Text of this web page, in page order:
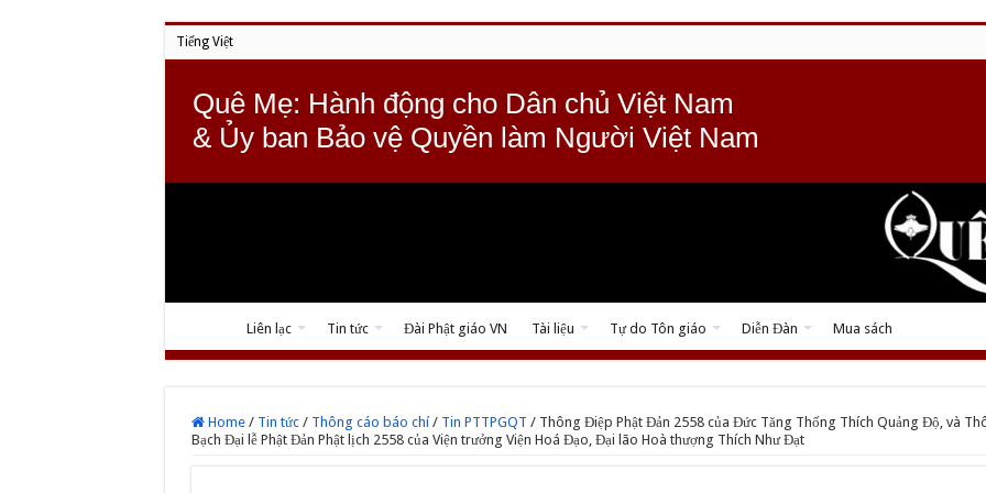
Tiếng Việt
Quê Mẹ: Hành động cho Dân chủ Việt Nam
& Ủy ban Bảo vệ Quyền làm Người Việt Nam
Liên lạc Tin tức Đài Phật giáo VN Tài liệu Tự do Tôn giáo Diễn Đàn Mua sách
Home / Tin tức / Thông cáo báo chí / Tin PTTPGQT / Thông Điệp Phật Đản 2558 của Đức Tăng Thống Thích Quảng Độ, và
Bạch Đại lễ Phật Đản Phật lịch 2558 của Viện trưởng Viện Hoá Đạo, Đại lão Hoà thượng Thích Như Đạt